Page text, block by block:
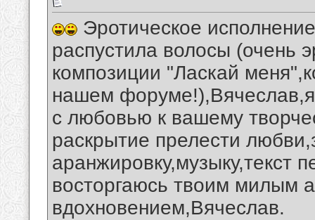
Эротическое
распустила волосы (очень
композиции "Ласкай
нашем
с любовью к вашему
раскрытие прелести
аранжировку,музыку,текст
восторгаюсь твоим милым
вдохновением,Вячеслав.